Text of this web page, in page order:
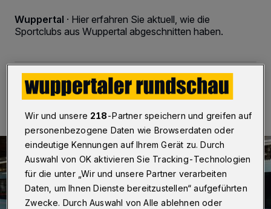
Wuppertal · Hier erfahren Sie aktuell, wie die
Sportclubs aus Wuppertal abgeschnitten haben.
24.02.2017 , 22:27 Uhr Eine Minute Lesezeit
Wir und unsere 218-Partner speichern und greifen auf
personenbezogene Daten wie Browserdaten oder
eindeutige Kennungen auf Ihrem Gerät zu. Durch
Auswahl von OK aktivieren Sie Tracking-Technologien
für die unter „Wir und unsere Partner verarbeiten
Daten, um Ihnen Dienste bereitzustellen“ aufgeführten
Zwecke. Durch Auswahl von Alle ablehnen oder